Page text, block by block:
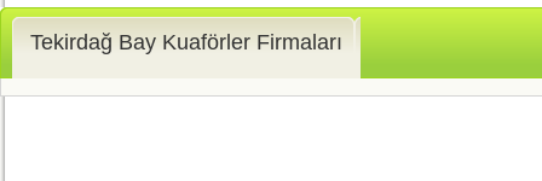
Tekirdağ Bay Kuaförler Firmaları